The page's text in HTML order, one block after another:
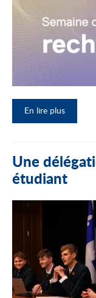
En lire plus
Une
étudiant